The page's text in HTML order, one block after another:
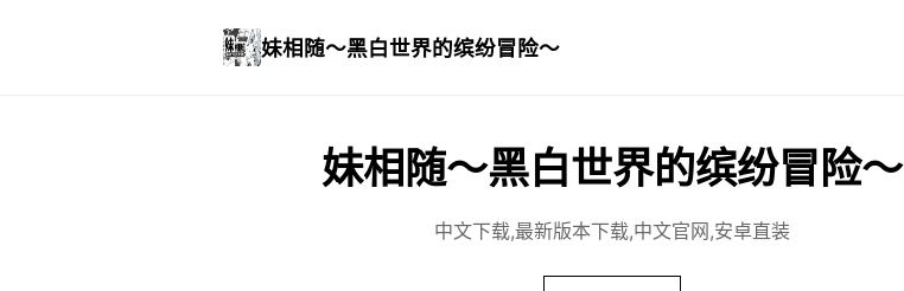
妹相随～黑白世界的缤纷冒险～
妹相随～黑白世界的缤纷冒险～
中文下载,最新版本下载,中文官网,安卓直装